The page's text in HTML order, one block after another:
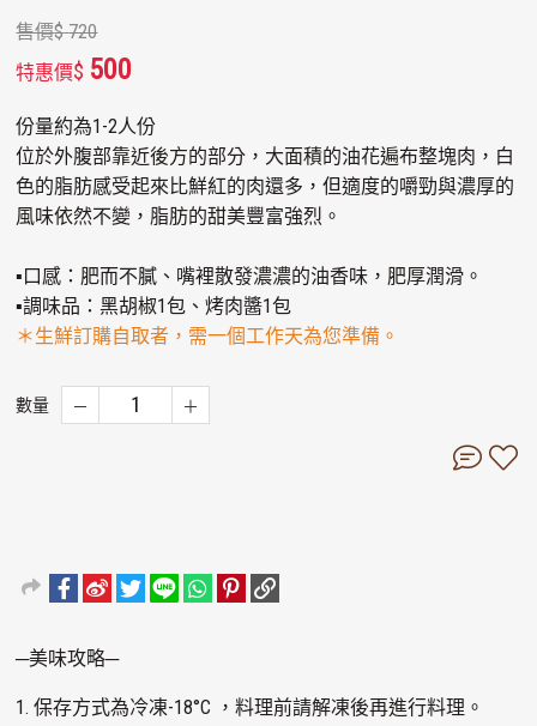
售價$ 720
特惠價$ 500
份量約為1-2人份
位於外腹部靠近後方的部分，大面積的油花遍布整塊肉，白
色的脂肪感受起來比鮮紅的肉還多，但適度的嚼勁與濃厚的
風味依然不變，脂肪的甜美豐富強烈。
▪口感：肥而不膩、嘴裡散發濃濃的油香味，肥厚潤滑。
▪調味品：黑胡椒1包、烤肉醬1包
＊生鮮訂購自取者，需一個工作天為您準備。
數量
─美味攻略─
1. 保存方式為冷凍-18°C ，料理前請解凍後再進行料理。